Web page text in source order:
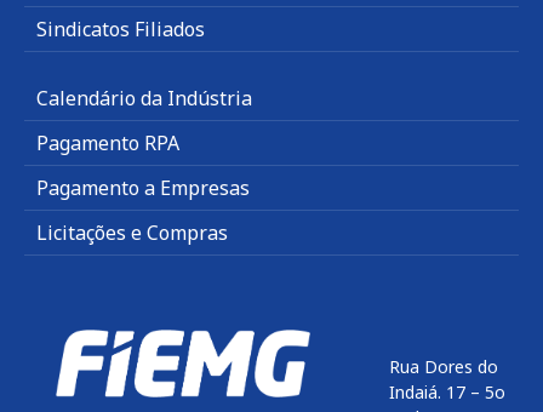
Sindicatos Filiados
Calendário da Indústria
Pagamento RPA
Pagamento a Empresas
Licitações e Compras
Rua Dores do
Indaiá. 17 – 5o